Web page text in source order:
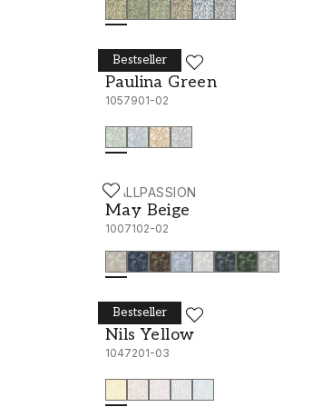
Bestseller
SCANDZA
Paulina Green
1057901-02
Paulina Green - 1057901-02
WALLPASSION
May Beige
1007102-02
May Beige - 1007102-02
Bestseller
SCANDZA
Nils Yellow
1047201-03
Nils Yellow - 1047201-03